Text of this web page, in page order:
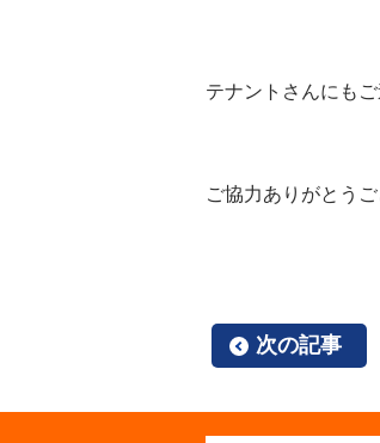
テナントさんにも
ご協力ありがとう
次の記事